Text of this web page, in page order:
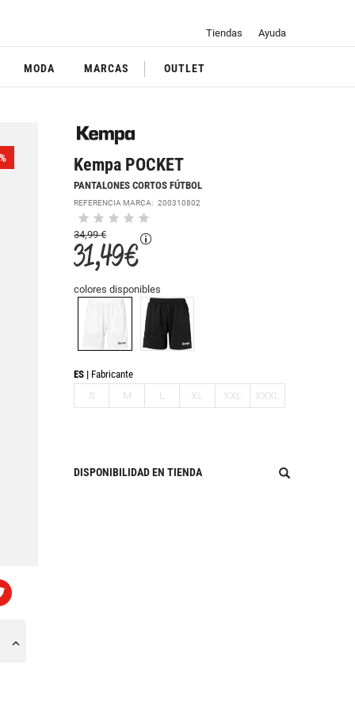
Tiendas Ayuda
MODA MARCAS OUTLET
Kempa POCKET
PANTALONES CORTOS FÚTBOL
REFERENCIA MARCA:200310802
34,99 €
31,49 €
colores disponibles
ES
Fabricante
S
M L XL XXL XXXL
DISPONIBILIDAD EN TIENDA
%